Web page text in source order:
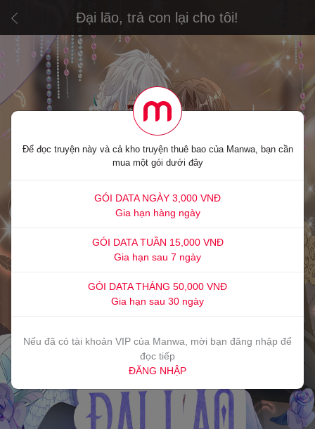
Đại lão, trả con lại cho tôi!
Để đọc truyện này và cả kho truyện thuê bao của Manwa, bạn cần
mua một gói dưới đây
GÓI DATA NGÀY 3,000 VNĐ
Gia hạn hàng ngày
GÓI DATA TUẦN 15,000 VNĐ
Gia hạn sau 7 ngày
GÓI DATA THÁNG 50,000 VNĐ
Gia hạn sau 30 ngày
Nếu đã có tài khoản VIP của Manwa, mời bạn đăng nhập để
đọc tiếp
ĐĂNG NHẬP